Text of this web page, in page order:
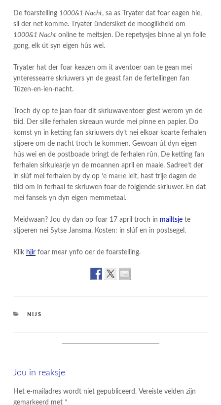
De foarstelling 1000&1 Nacht, sa as Tryater dat foar eagen hie,
sil der net komme. Tryater ûndersiket de mooglikheid om
1000&1 Nacht online te meitsjen. De repetysjes binne al yn folle
gong, elk út syn eigen hûs wei.
Tryater hat der foar keazen om it aventoer oan te gean mei
ynteressearre skriuwers yn de geast fan de fertellingen fan
Tûzen-en-ien-nacht.
Troch dy op te jaan foar dit skriuwaventoer giest werom yn de
tiid. Der sille ferhalen skreaun wurde mei pinne en papier. Do
komst yn in ketting fan skriuwers dy’t nei elkoar koarte ferhalen
stjoere om de nacht troch te kommen. Gewoan út dyn eigen
hûs wei en de postboade bringt de ferhalen rûn. De ketting fan
ferhalen sirkulearje yn de moannen april en maaie. Sadree’t der
in slúf mei ferhalen by dy op ’e matte leit, hast trije dagen de
tiid om in ferhaal te skriuwen foar de folgjende skriuwer. En dat
mei fansels yn dyn eigen memmetaal.
Meidwaan? Jou dy dan op foar 17 april troch in mailtsje te
stjoeren nei Sytse Jansma. Kosten: in slúf en in postsegel.
Klik hjir foar mear ynfo oer de foarstelling.
CATEGORIES
NIJS
Jou in reaksje
Het e-mailadres wordt niet gepubliceerd. Vereiste velden zijn
gemarkeerd met *